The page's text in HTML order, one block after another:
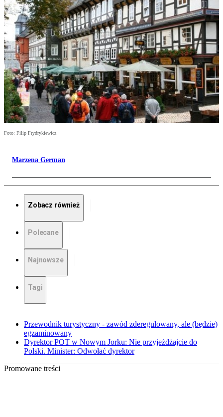
Foto: Filip Frydrykiewicz
Marzena German
Zobacz również
Polecane
Najnowsze
Tagi
Przewodnik turystyczny - zawód zderegulowany, ale (będzie)
egzaminowany
Dyrektor POT w Nowym Jorku: Nie przyjeżdżajcie do
Polski. Minister: Odwołać dyrektor
Promowane treści